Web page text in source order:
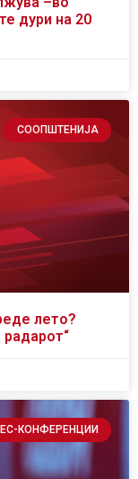
дури на 20
СООПШТЕНИЈА
лето?
КОНФЕРЕНЦИИ